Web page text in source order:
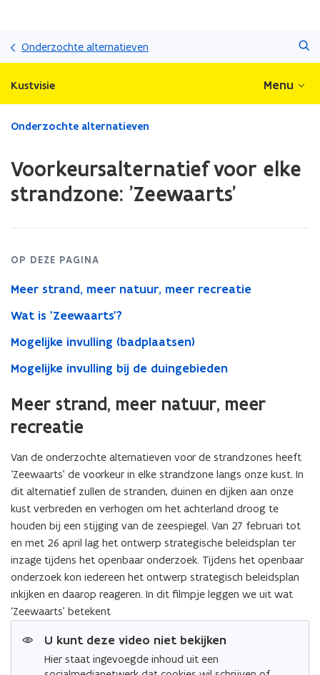
gaan
Onderzochte alternatieven
Kustvisie Menu
Gedaan
bevindt
zich
elke
'Zeewaarts'
Onderzochte alternatieven
Voorkeursalternatief voor elke
strandzone: 'Zeewaarts'
OP DEZE PAGINA
Meer strand, meer natuur, meer recreatie
Wat is 'Zeewaarts'?
Mogelijke invulling (badplaatsen)
Mogelijke invulling bij de duingebieden
Meer strand, meer natuur, meer
recreatie
Van de onderzochte alternatieven voor de strandzones heeft
‘Zeewaarts’ de voorkeur in elke strandzone langs onze kust. In
dit alternatief zullen de stranden, duinen en dijken aan onze
kust verbreden en verhogen om het achterland droog te
houden bij een stijging van de zeespiegel. Van 27 februari tot
en met 26 april lag het ontwerp strategische beleidsplan ter
inzage tijdens het openbaar onderzoek. Tijdens het openbaar
onderzoek kon iedereen het ontwerp strategisch beleidsplan
inkijken en daarop reageren. In dit filmpje leggen we uit wat
‘Zeewaarts’ betekent
U kunt deze video niet bekijken
Hier staat ingevoegde inhoud uit een